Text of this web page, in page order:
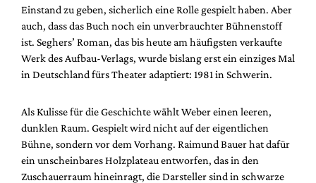
Einstand zu geben, sicherlich eine Rolle gespielt haben. Aber
auch, dass das Buch noch ein unverbrauchter Bühnenstoff
ist. Seghers’ Roman, das bis heute am häufigsten verkaufte
Werk des Aufbau-Verlags, wurde bislang erst ein einziges Mal
in Deutschland fürs Theater adaptiert: 1981 in Schwerin.
Als Kulisse für die Geschichte wählt Weber einen leeren,
dunklen Raum. Gespielt wird nicht auf der eigentlichen
Bühne, sondern vor dem Vorhang. Raimund Bauer hat dafür
ein unscheinbares Holzplateau entworfen, das in den
Zuschauerraum hineinragt, die Darsteller sind in schwarze